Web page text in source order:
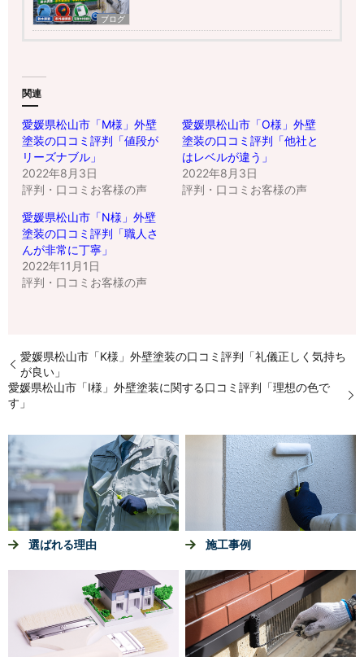
ブログ
関連
愛媛県松山市「M様」外壁
塗装の口コミ評判「値段が
リーズナブル」
2022年8月3日
評判・口コミお客様の声
愛媛県松山市「O様」外壁
塗装の口コミ評判「他社と
はレベルが違う」
2022年8月3日
評判・口コミお客様の声
愛媛県松山市「N様」外壁
塗装の口コミ評判「職人さ
んが非常に丁寧」
2022年11月1日
評判・口コミお客様の声
愛媛県松山市「K様」外壁塗装の口コミ評判「礼儀正しく気持ち
が良い」
愛媛県松山市「I様」外壁塗装に関する口コミ評判「理想の色で
す」
選ばれる理由 施工事例